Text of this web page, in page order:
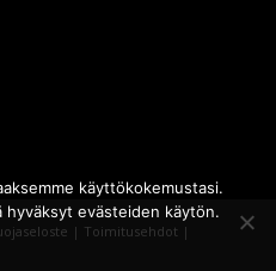
| Toimitusehdot |
käyttökokemustasi.
hyväksyt evästeiden käytön.